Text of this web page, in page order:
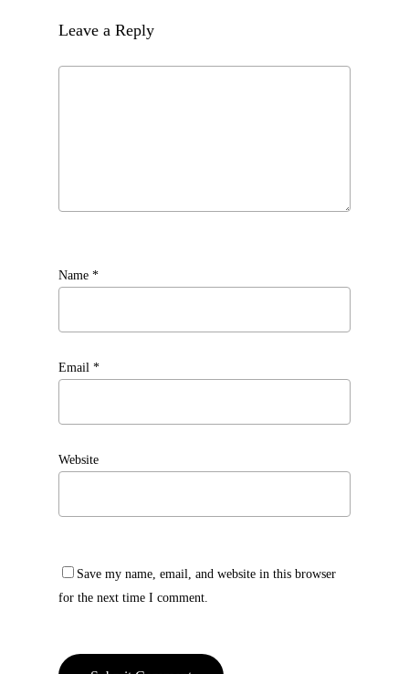
Leave a Reply
Name *
Email *
Website
Save my name, email, and website in this browser
for the next time I comment.